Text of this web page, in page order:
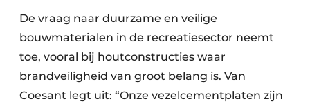
De vraag naar duurzame en veilige
bouwmaterialen in de recreatiesector neemt
toe, vooral bij houtconstructies waar
brandveiligheid van groot belang is. Van
Coesant legt uit: “Onze vezelcementplaten zijn